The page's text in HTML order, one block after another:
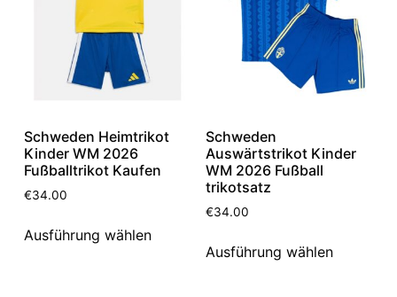
Schweden Heimtrikot
Kinder WM 2026
Fußballtrikot Kaufen
€34.00
Ausführung wählen
Schweden
Auswärtstrikot Kinder
WM 2026 Fußball
trikotsatz
€34.00
Ausführung wählen